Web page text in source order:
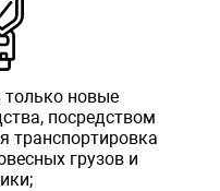
только новые
посредством
транспортировка
грузов и